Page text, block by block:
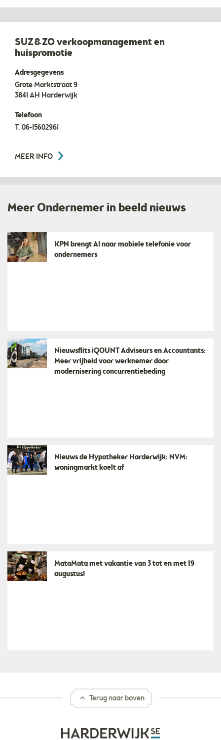
SUZ&ZO verkoopmanagement en
huispromotie
Adresgegevens
Grote Marktstraat 9
3841 AH Harderwijk
Telefoon
T. 06-15602961
MEER INFO
Meer Ondernemer in beeld nieuws
KPN brengt AI naar mobiele telefonie voor
ondernemers
Nieuwsflits iQOUNT Adviseurs en Accountants:
Meer vrijheid voor werknemer door
modernisering concurrentiebeding
Nieuws de Hypotheker Harderwijk: NVM:
woningmarkt koelt af
MataMata met vakantie van 3 tot en met 19
augustus!
Terug naar boven